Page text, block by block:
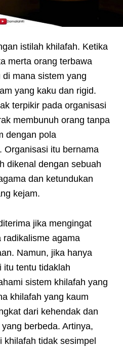
istilah khilafah. Ketika
merta orang terbawa
mana sistem yang
yang kaku dan rigid.
terpikir pada organisasi
membunuh orang tanpa
dengan pola
Organisasi itu bernama
dikenal dengan sebuah
dan ketundukan
kejam.
jika mengingat
radikalisme agama
Namun, jika hanya
itu tentu tidaklah
sistem khilafah yang
khilafah yang kaum
dari kehendak dan
berbeda. Artinya,
tidak sesimpel